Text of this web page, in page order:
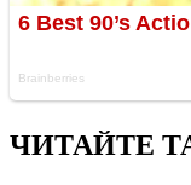
ЧИТАЙТЕ